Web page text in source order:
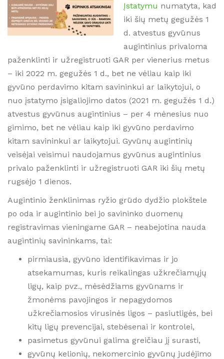
Įstatymu numatyta, kad
iki šių metų gegužės 1
d. atvestus gyvūnus
augintinius privaloma
paženklinti ir užregistruoti GAR per vienerius metus
– iki 2022 m. gegužės 1 d., bet ne vėliau kaip iki
gyvūno perdavimo kitam savininkui ar laikytojui, o
nuo įstatymo įsigaliojimo datos (2021 m. gegužės 1 d.)
atvestus gyvūnus augintinius – per 4 mėnesius nuo
gimimo, bet ne vėliau kaip iki gyvūno perdavimo
kitam savininkui ar laikytojui. Gyvūnų augintinių
veisėjai veisimui naudojamus gyvūnus augintinius
privalo paženklinti ir užregistruoti GAR iki šių metų
rugsėjo 1 dienos.
Augintinio ženklinimas ryžio grūdo dydžio plokštele
po oda ir augintinio bei jo savininko duomenų
registravimas vieningame GAR – neabejotina nauda
augintinių savininkams, tai:
pirmiausia, gyvūno identifikavimas ir jo
atsekamumas, kuris reikalingas užkrečiamųjų
ligų, kaip pvz., mėsėdžiams gyvūnams ir
žmonėms pavojingos ir nepagydomos
užkrečiamosios virusinės ligos – pasiutligės, bei
kitų ligų prevencijai, stebėsenai ir kontrolei,
pasimetus gyvūnui galima greičiau jį surasti,
gyvūnų kelionių, nekomercinio gyvūnų judėjimo